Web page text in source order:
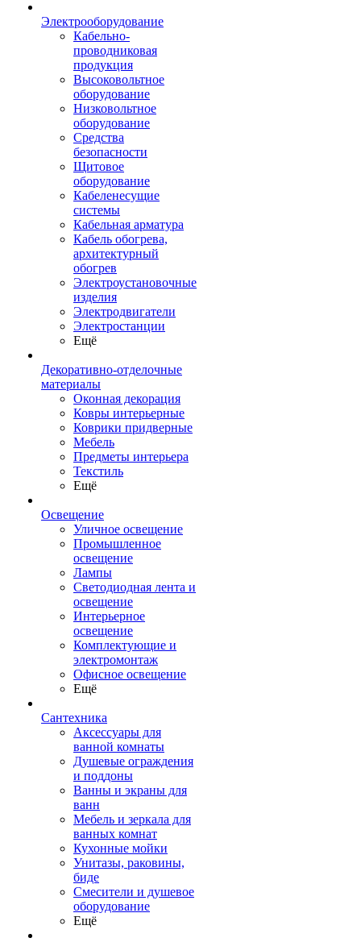
Электрооборудование
Кабельно-
проводниковая
продукция
Высоковольтное
оборудование
Низковольтное
оборудование
Средства
безопасности
Щитовое
оборудование
Кабеленесущие
системы
Кабельная арматура
Кабель обогрева,
архитектурный
обогрев
Электроустановочные
изделия
Электродвигатели
Электростанции
Ещё
Декоративно-отделочные
материалы
Оконная декорация
Ковры интерьерные
Коврики придверные
Мебель
Предметы интерьера
Текстиль
Ещё
Освещение
Уличное освещение
Промышленное
освещение
Лампы
Светодиодная лента и
освещение
Интерьерное
освещение
Комплектующие и
электромонтаж
Офисное освещение
Ещё
Сантехника
Аксессуары для
ванной комнаты
Душевые ограждения
и поддоны
Ванны и экраны для
ванн
Мебель и зеркала для
ванных комнат
Кухонные мойки
Унитазы, раковины,
биде
Смесители и душевое
оборудование
Ещё